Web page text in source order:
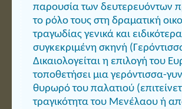
παρουσία των δευτερευόντων
το ρόλο τους στη δραματική
τραγωδίας γενικά και
συγκεκριμένη σκηνή
Δικαιολογείται η επιλογή του
τοποθετήσει μια γερόντισσα-
θυρωρό του παλατιού
τραγικότητα του Μενέλαου ή